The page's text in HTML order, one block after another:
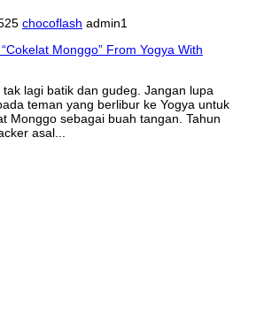
chocoflash admin1
lagi batik dan gudeg. Jangan lupa
teman yang berlibur ke Yogya untuk
Monggo sebagai buah tangan. Tahun
asal...